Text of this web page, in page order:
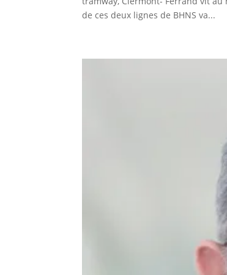
de ces deux lignes de BHNS va...